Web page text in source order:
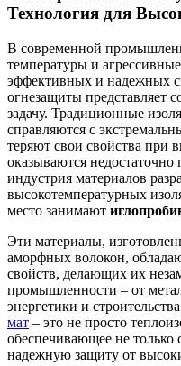
Технология для
В современной
температуры и
эффективных и надежных
огнезащиты представляет
задачу. Традиционные
справляются с
теряют свои свойства при
оказываются
индустрия материалов
высокотемпературных
место занимают
Эти материалы,
аморфных волокон,
свойств, делающих их
промышленности – от
энергетики и
мат – это не просто
обеспечивающее не только
надежную защиту от